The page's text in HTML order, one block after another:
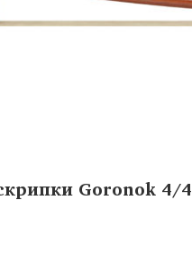
Goronok 4/4